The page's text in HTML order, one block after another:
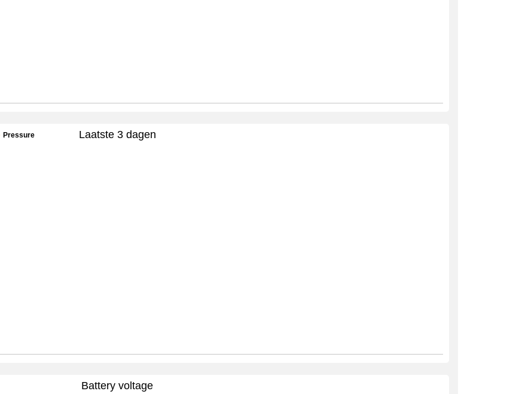
Laatste 3 dagen
Pressure
Battery voltage